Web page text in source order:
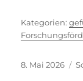
Veröffentlicht
8. Mai 2026